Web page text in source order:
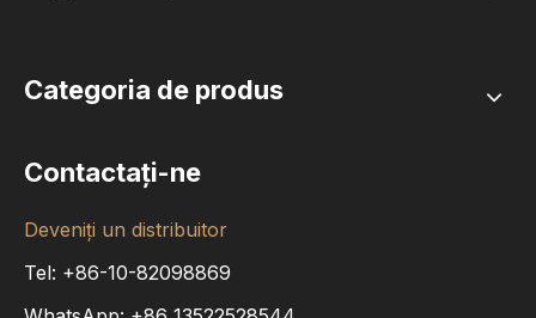
Categoria de produs
Contactaţi-ne
Deveniți un distribuitor
Tel: +86-10-82098869